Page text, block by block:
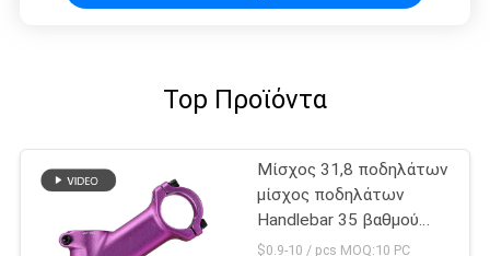
Top Προϊόντα
Μίσχος 31,8 ποδηλάτων
μίσχος ποδηλάτων
Handlebar 35 βαθμού
διαλυτικό χρώματος
$0.9-10 / pcs MOQ:10 PC